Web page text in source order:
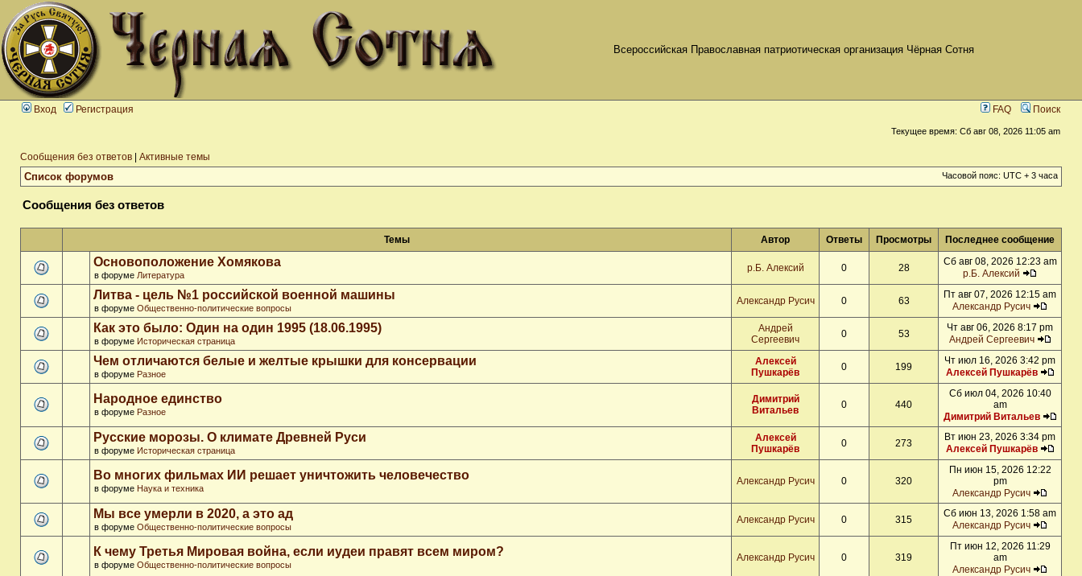
Всероссийская Православная патриотическая организация Чёрная Сотня
Вход Регистрация FAQ Поиск
Текущее время: Сб авг 08, 2026 11:05 am
Сообщения без ответов Активные темы
Список форумов Часовой пояс: UTC + 3 часа
Сообщения без ответов
Темы Автор Ответы Просмотры Последнее сообщение
Основоположение Хомякова
в форуме Литература
р.Б. Алексий 0 28
Сб авг 08, 2026 12:23 am
р.Б. Алексий
Литва - цель №1 российской военной машины
в форуме Общественно-политические вопросы
Александр Русич 0 63
Пт авг 07, 2026 12:15 am
Александр Русич
Как это было: Один на один 1995 (18.06.1995)
в форуме Историческая страница
Андрей
Сергеевич
0 53
Чт авг 06, 2026 8:17 pm
Андрей Сергеевич
Чем отличаются белые и желтые крышки для консервации
в форуме Разное
Алексей
Пушкарёв
0 199
Чт июл 16, 2026 3:42 pm
Алексей Пушкарёв
Народное единство
в форуме Разное
Димитрий
Витальев
0 440
Сб июл 04, 2026 10:40
am
Димитрий Витальев
Русские морозы. О климате Древней Руси
в форуме Историческая страница
Алексей
Пушкарёв
0 273
Вт июн 23, 2026 3:34 pm
Алексей Пушкарёв
Во многих фильмах ИИ решает уничтожить человечество
в форуме Наука и техника
Александр Русич 0 320
Пн июн 15, 2026 12:22
pm
Александр Русич
Мы все умерли в 2020, а это ад
в форуме Общественно-политические вопросы
Александр Русич 0 315
Сб июн 13, 2026 1:58 am
Александр Русич
К чему Третья Мировая война, если иудеи правят всем миром?
в форуме Общественно-политические вопросы
Александр Русич 0 319
Пт июн 12, 2026 11:29
am
Александр Русич